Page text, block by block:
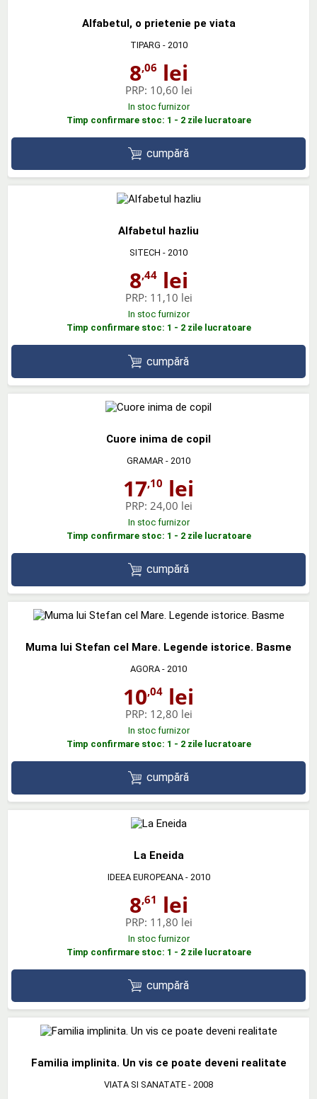
Alfabetul, o prietenie pe viata
TIPARG - 2010
8,06 lei
PRP: 10,60 lei
In stoc furnizor
Timp confirmare stoc: 1 - 2 zile lucratoare
cumpără
Alfabetul hazliu
SITECH - 2010
8,44lei
PRP: 11,10 lei
In stoc furnizor
Timp confirmare stoc: 1 - 2 zile lucratoare
cumpără
Cuore inima de copil
GRAMAR - 2010
17,10 lei
PRP: 24,00 lei
In stoc furnizor
Timp confirmare stoc: 1 - 2 zile lucratoare
cumpără
Muma lui Stefan cel Mare. Legende istorice. Basme
AGORA - 2010
10,04 lei
PRP: 12,80 lei
In stoc furnizor
Timp confirmare stoc: 1 - 2 zile lucratoare
cumpără
La Eneida
IDEEA EUROPEANA- 2010
8,61 lei
PRP: 11,80 lei
In stoc furnizor
Timp confirmare stoc: 1 - 2 zile lucratoare
cumpără
Familia implinita. Un vis ce poate deveni realitate
VIATA SI SANATATE - 2008